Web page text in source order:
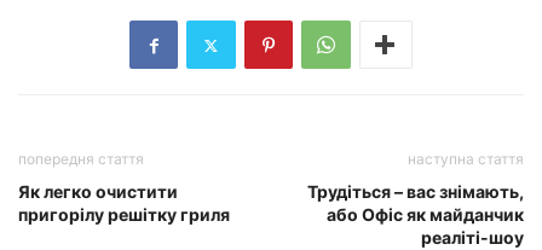
попередня стаття
Як легко очистити
пригорілу решітку гриля
наступна стаття
Трудіться – вас знімають,
або Офіс як майданчик
реаліті-шоу